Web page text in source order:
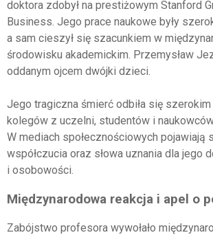
doktora zdobył na prestiżowym Stanford
Business. Jego prace naukowe były
a sam cieszył się szacunkiem w
środowisku akademickim. Przemysław
oddanym ojcem dwójki dzieci.
Jego tragiczna śmierć odbiła się
kolegów z uczelni, studentów i
W mediach społecznościowych pojawiają
współczucia oraz słowa uznania dla jego
i osobowości.
Międzynarodowa reakcja i apel o
Zabójstwo profesora wywołało